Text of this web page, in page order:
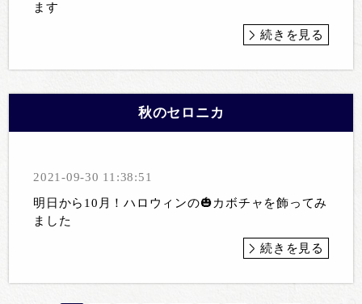
ます
続きを見る
秋のセロニカ
2021-09-30 11:38:51
明日から10月！ハロウィンの🎃カボチャを飾ってみ
ました
続きを見る